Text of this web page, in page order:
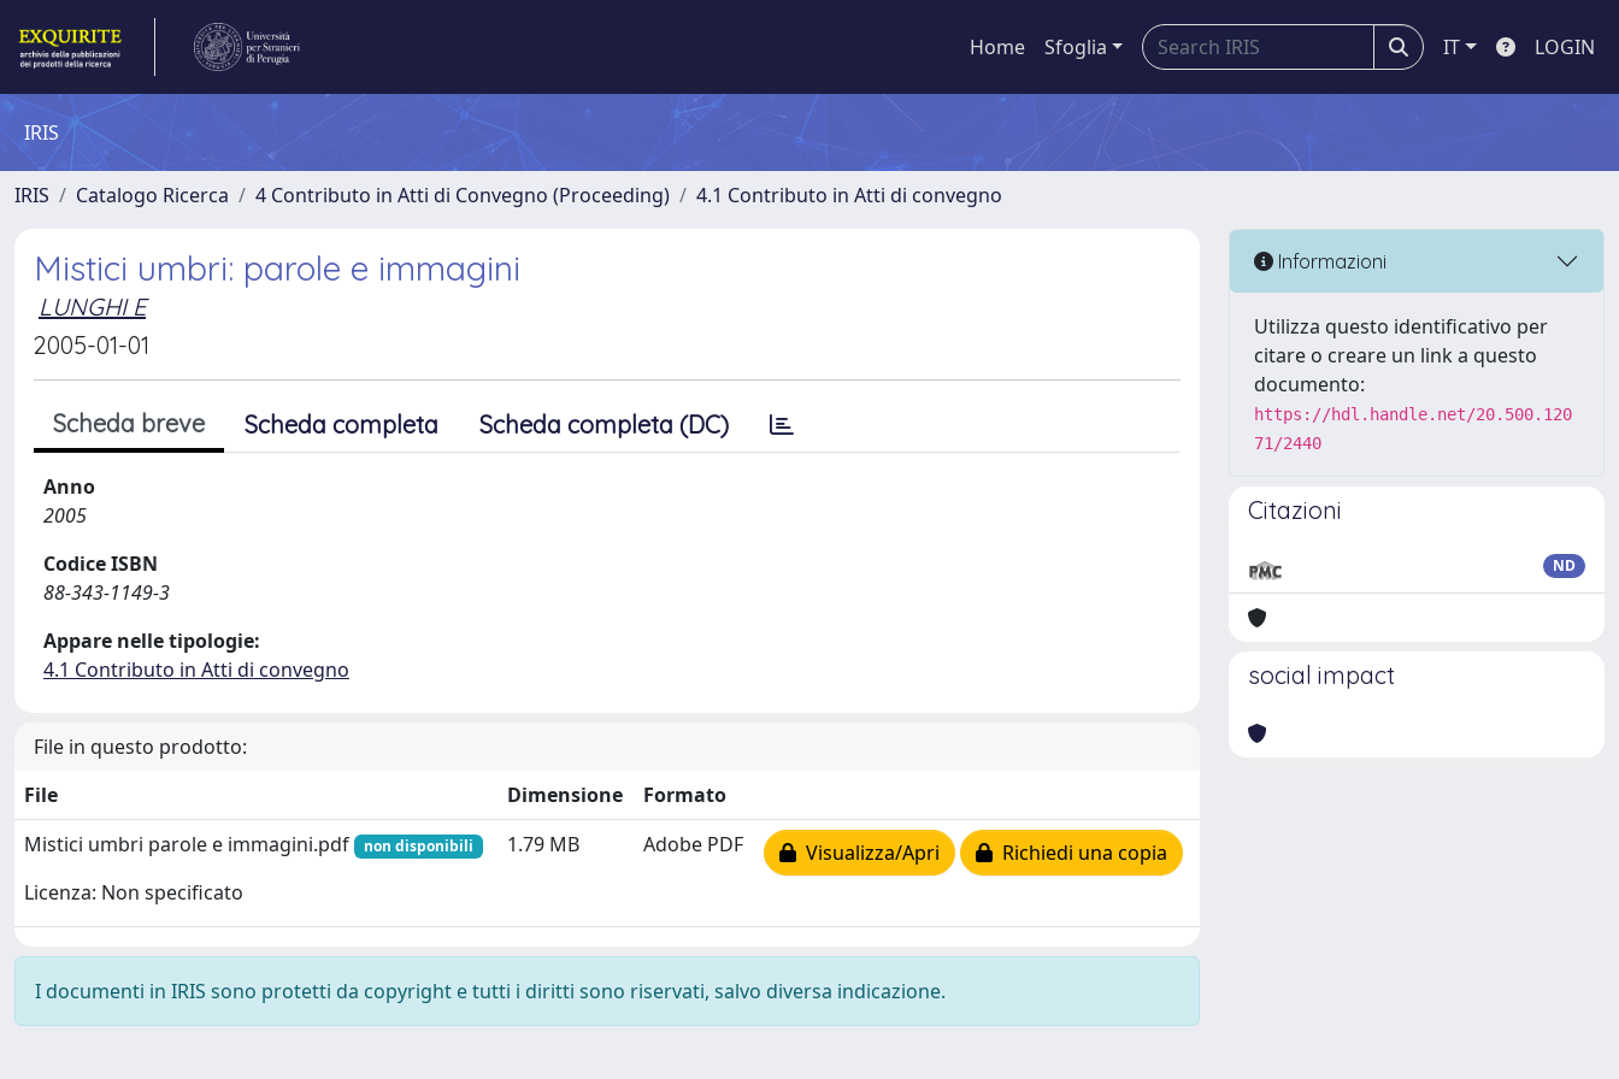
Home Sfoglia IT LOGIN
IRIS
IRIS Catalogo Ricerca 4 Contributo in Atti di Convegno (Proceeding) 4.1 Contributo in Atti di convegno
Mistici umbri: parole e immagini
LUNGHI E
2005-01-01
Scheda breve Scheda completa Scheda completa (DC)
Anno
2005
Codice ISBN
88-343-1149-3
Appare nelle tipologie:
4.1 Contributo in Atti di convegno
File in questo prodotto:
File
Dimensione
Formato
Mistici umbri parole e immagini.pdf
non disponibili
Licenza: Non specificato
1.79 MB Adobe PDF Visualizza/Apri Richiedi una copia
I documenti in IRIS sono protetti da copyright e tutti i diritti sono riservati, salvo diversa indicazione.
Informazioni
Utilizza questo identificativo per
citare o creare un link a questo
documento:
https://hdl.handle.net/20.500.120
71/2440
Citazioni
ND
social impact